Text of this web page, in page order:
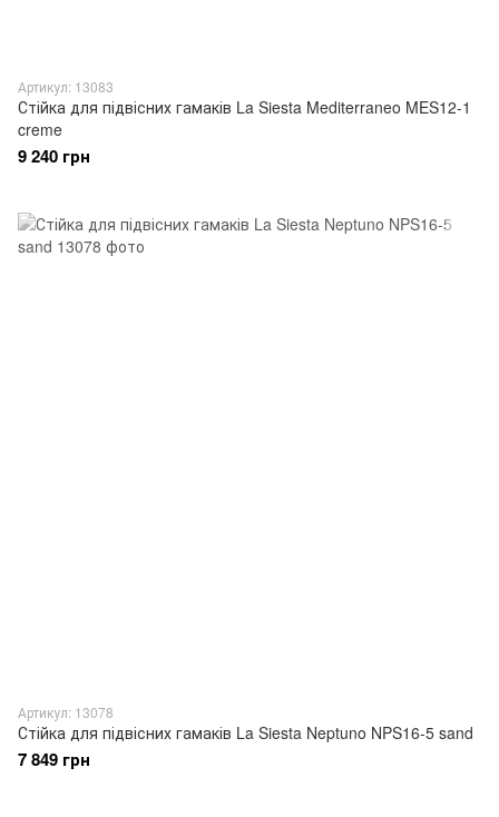
Артикул: 13083
Стійка для підвісних гамаків La Siesta Mediterraneo MES12-1
creme
9 240 грн
Артикул: 13078
Стійка для підвісних гамаків La Siesta Neptuno NPS16-5 sand
7 849 грн